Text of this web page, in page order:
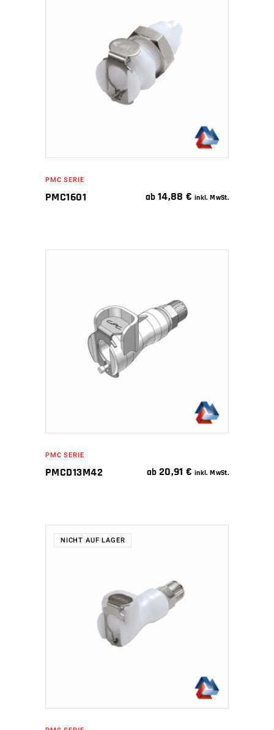
IN DEN WARENKORB
PMC SERIE
PMC1601 ab 14,88€ inkl. MwSt.
IN DEN WARENKORB
PMC SERIE
PMCD13M42 ab 20,91€ inkl. MwSt.
NICHT AUF LAGER
WEITERLESEN